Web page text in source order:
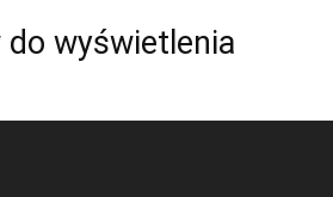
wyświetlenia